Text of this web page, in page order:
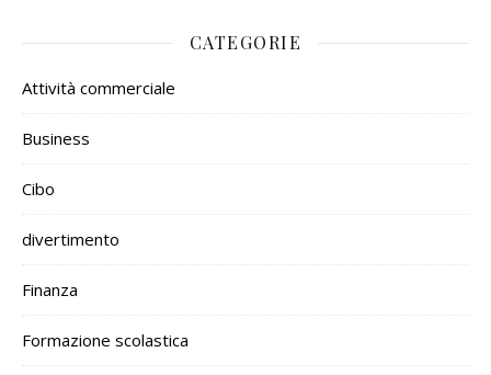
CATEGORIE
Attività commerciale
Business
Cibo
divertimento
Finanza
Formazione scolastica